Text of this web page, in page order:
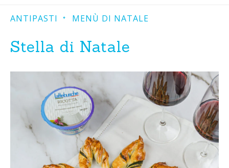
ANTIPASTI MENÙ DI NATALE
Stella di Natale